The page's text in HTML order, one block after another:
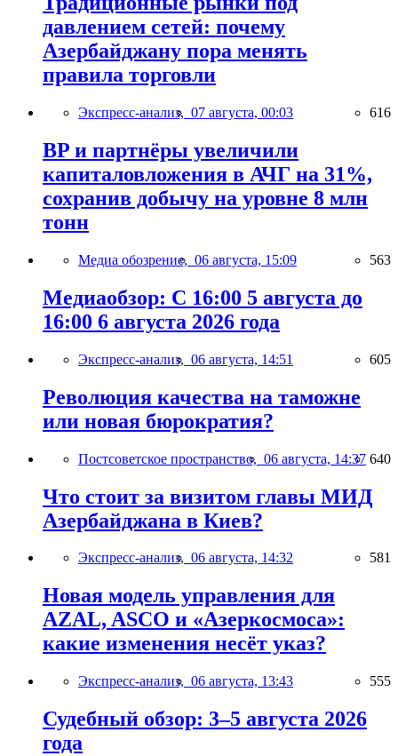
давлением сетей: почему
Азербайджану пора менять
правила торговли
Экспресс-анализ, 07 августа, 00:03 616
BP и партнёры увеличили
капиталовложения в АЧГ на 31%,
сохранив добычу на уровне 8 млн
тонн
Медиа обозрение, 06 августа, 15:09 563
Медиаобзор: С 16:00 5 августа до
16:00 6 августа 2026 года
Экспресс-анализ, 06 августа, 14:51 605
Революция качества на таможне
или новая бюрократия?
Постсоветское пространство, 06 августа, 14:37 640
Что стоит за визитом главы МИД
Азербайджана в Киев?
Экспресс-анализ, 06 августа, 14:32 581
Новая модель управления для
AZAL, ASCO и «Азеркосмоса»:
какие изменения несёт указ?
Экспресс-анализ, 06 августа, 13:43 555
Судебный обзор: 3–5 августа 2026
года